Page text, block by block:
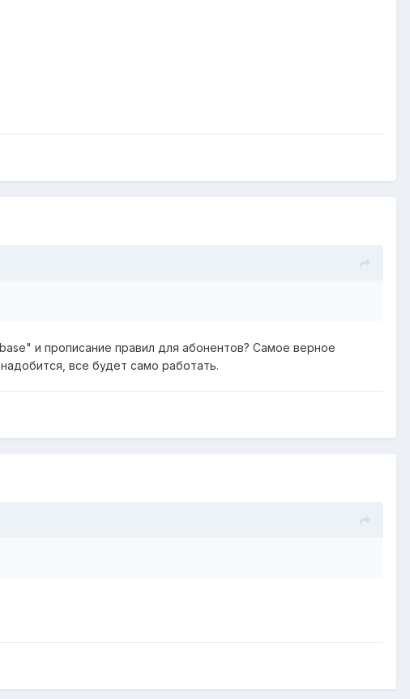
и прописание правил для абонентов? Самое верное
все будет само работать.